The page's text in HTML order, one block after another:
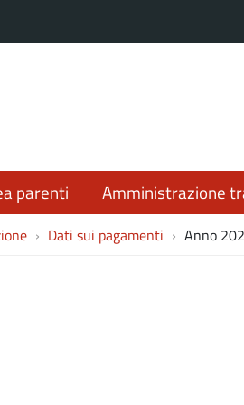
parenti Amministrazione
Dati sui pagamenti Anno